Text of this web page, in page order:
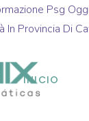
Psg
In Provincia Di
INICIO